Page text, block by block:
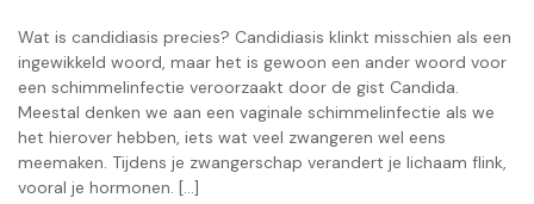
Wat is candidiasis precies? Candidiasis klinkt misschien als een
ingewikkeld woord, maar het is gewoon een ander woord voor
een schimmelinfectie veroorzaakt door de gist Candida.
Meestal denken we aan een vaginale schimmelinfectie als we
het hierover hebben, iets wat veel zwangeren wel eens
meemaken. Tijdens je zwangerschap verandert je lichaam flink,
vooral je hormonen. […]